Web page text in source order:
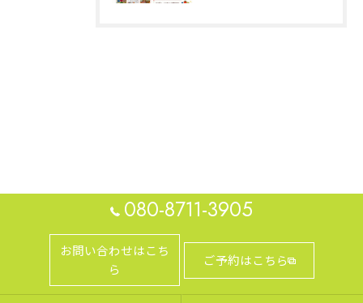
080-8711-3905
お問い合わせはこち
ら
ご予約はこちら